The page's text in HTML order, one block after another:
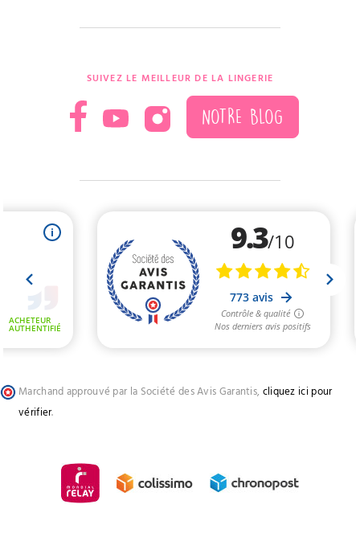
SUIVEZ LE MEILLEUR DE LA LINGERIE
NOTRE BLOG
Marchand approuvé par la Société des Avis Garantis, cliquez ici pour
vérifier.